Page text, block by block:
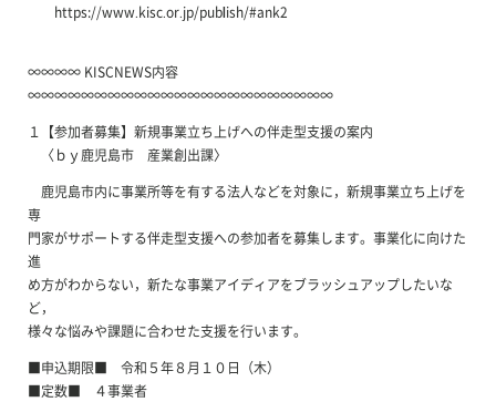
https://www.kisc.or.jp/publish/#ank2
∞∞∞∞ KISCNEWS内容
∞∞∞∞∞∞∞∞∞∞∞∞∞∞∞∞∞∞∞∞∞∞∞
１【参加者募集】新規事業立ち上げへの伴走型支援の案内
〈ｂｙ鹿児島市 産業創出課〉
鹿児島市内に事業所等を有する法人などを対象に，新規事業立ち上げを
専
門家がサポートする伴走型支援への参加者を募集します。事業化に向けた
進
め方がわからない，新たな事業アイディアをブラッシュアップしたいな
ど，
様々な悩みや課題に合わせた支援を行います。
■申込期限■ 令和５年８月１０日（木）
■定数■ ４事業者